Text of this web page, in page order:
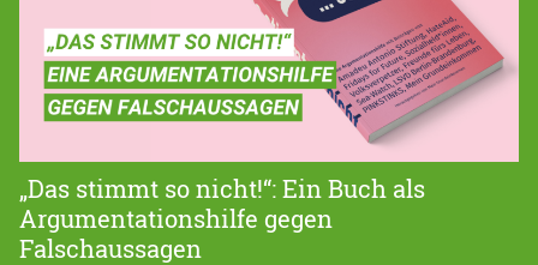
„Das stimmt so nicht!“: Ein Buch als
Argumentationshilfe gegen
Falschaussagen